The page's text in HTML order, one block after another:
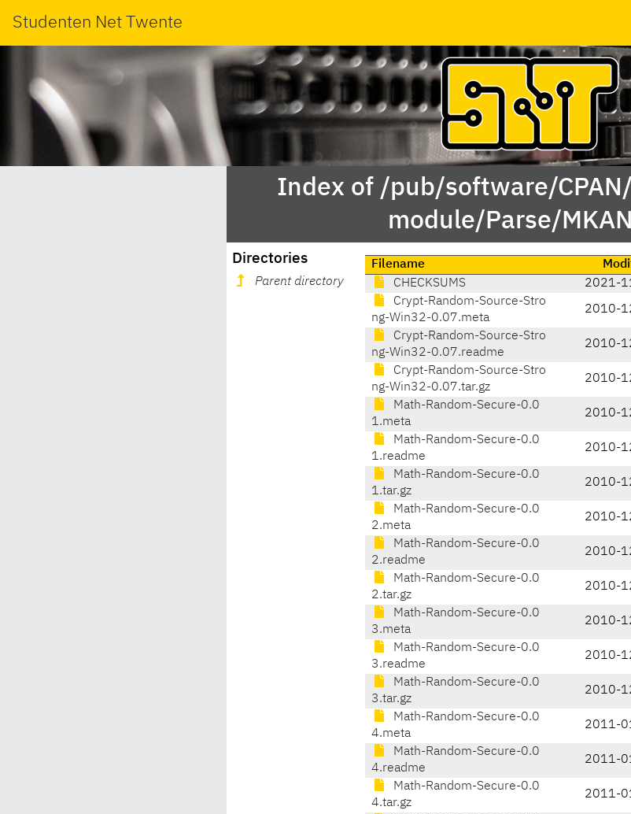
Studenten Net Twente
Index of /pub/software/
module/Parse/
Directories
Parent directory
Filename
CHECKSUMS
2021-
Crypt-Random-Source-Stro
ng-Win32-0.07.meta
2010-
Crypt-Random-Source-Stro
ng-Win32-0.07.readme
2010-
Crypt-Random-Source-Stro
ng-Win32-0.07.tar.gz
2010-
Math-Random-Secure-0.0
1.meta
2010-
Math-Random-Secure-0.0
1.readme
2010-
Math-Random-Secure-0.0
1.tar.gz
2010-
Math-Random-Secure-0.0
2.meta
2010-
Math-Random-Secure-0.0
2.readme
2010-
Math-Random-Secure-0.0
2.tar.gz
2010-
Math-Random-Secure-0.0
3.meta
2010-
Math-Random-Secure-0.0
3.readme
2010-
Math-Random-Secure-0.0
3.tar.gz
2010-
Math-Random-Secure-0.0
4.meta
2011-
Math-Random-Secure-0.0
4.readme
2011-
Math-Random-Secure-0.0
4.tar.gz
2011-